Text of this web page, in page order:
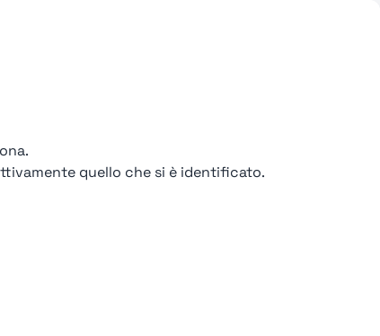
quello che si è identificato.